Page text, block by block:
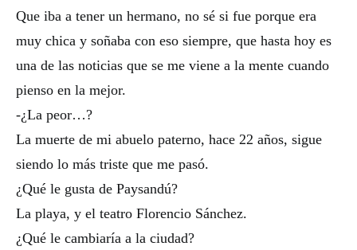
Que iba a tener un hermano, no sé si fue porque era
muy chica y soñaba con eso siempre, que hasta hoy es
una de las noticias que se me viene a la mente cuando
pienso en la mejor.
-¿La peor…?
La muerte de mi abuelo paterno, hace 22 años, sigue
siendo lo más triste que me pasó.
¿Qué le gusta de Paysandú?
La playa, y el teatro Florencio Sánchez.
¿Qué le cambiaría a la ciudad?